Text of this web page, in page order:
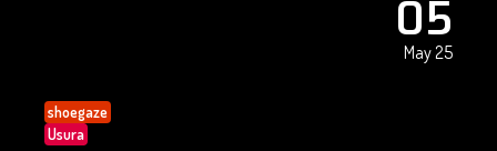
05
May 25
shoegaze
Usura